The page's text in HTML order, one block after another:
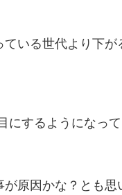
いる世代より下が
にするようになっ
原因かな？とも思